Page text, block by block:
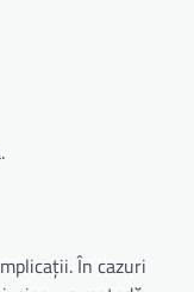
În cazuri